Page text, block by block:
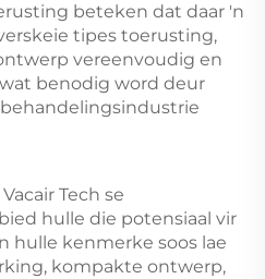
beteken dat daar 'n
tipes toerusting,
vereenvoudig en
benodig word deur
Tech se
hulle die potensiaal vir
hulle kenmerke soos lae
kompakte ontwerp,